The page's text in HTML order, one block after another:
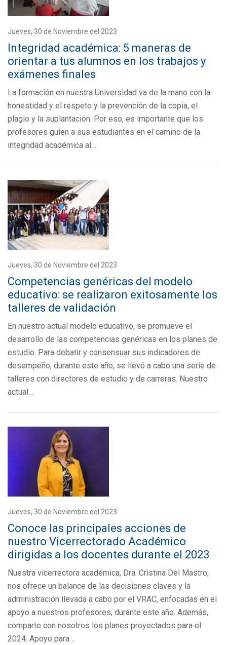
Jueves, 30 de Noviembre del 2023
Integridad académica: 5 maneras de
orientar a tus alumnos en los trabajos y
exámenes finales
La formación en nuestra Universidad va de la mano con la
honestidad y el respeto y la prevención de la copia, el
plagio y la suplantación. Por eso, es importante que los
profesores guíen a sus estudiantes en el camino de la
integridad académica al…
Jueves, 30 de Noviembre del 2023
Competencias genéricas del modelo
educativo: se realizaron exitosamente los
talleres de validación
En nuestro actual modelo educativo, se promueve el
desarrollo de las competencias genéricas en los planes de
estudio. Para debatir y consensuar sus indicadores de
desempeño, durante este año, se llevó a cabo una serie de
talleres con directores de estudio y de carreras. Nuestro
actual…
Jueves, 30 de Noviembre del 2023
Conoce las principales acciones de
nuestro Vicerrectorado Académico
dirigidas a los docentes durante el 2023
Nuestra vicerrectora académica, Dra. Cristina Del Mastro,
nos ofrece un balance de las decisiones claves y la
administración llevada a cabo por el VRAC, enfocadas en el
apoyo a nuestros profesores, durante este año. Además,
comparte con nosotros los planes proyectados para el
2024. Apoyo para…